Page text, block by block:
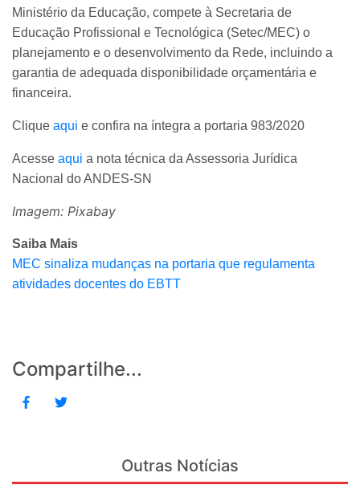
Ministério da Educação, compete à Secretaria de
Educação Profissional e Tecnológica (Setec/MEC) o
planejamento e o desenvolvimento da Rede, incluindo a
garantia de adequada disponibilidade orçamentária e
financeira.
Clique aqui e confira na íntegra a portaria 983/2020
Acesse aqui a nota técnica da Assessoria Jurídica
Nacional do ANDES-SN
Imagem: Pixabay
Saiba Mais
MEC sinaliza mudanças na portaria que regulamenta
atividades docentes do EBTT
Compartilhe...
Outras Notícias